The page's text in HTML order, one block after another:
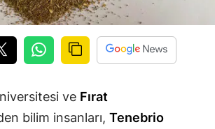
Gaziantep
Giresun
Gümüşhane
Hakkari
Hatay
ve Fırat
bilim insanları, Tenebrio